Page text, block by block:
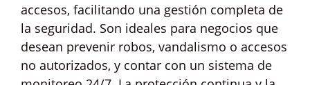
accesos, facilitando una gestión completa de
la seguridad. Son ideales para negocios que
desean prevenir robos, vandalismo o accesos
no autorizados, y contar con un sistema de